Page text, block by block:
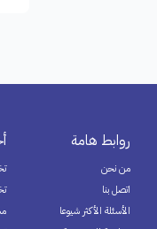
روابط هامة
من نحن
اتصل بنا
الأسئلة الأكثر شيوعا